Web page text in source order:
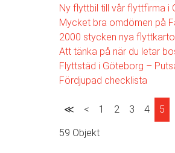
Ny flyttbil till vår flyttfirma i
Mycket bra omdömen på
2000 stycken nya
Att tänka på när du letar
Flyttstäd i Göteborg –
Fördjupad checklista
≪ < 1 2 3 4 5
59 Objekt